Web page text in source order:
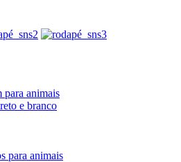
para animais
e branco
para animais